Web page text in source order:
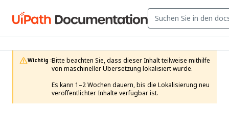
Wichtig :Bitte beachten Sie, dass dieser Inhalt teilweise mithilfe
von maschineller Übersetzung lokalisiert wurde.
Es kann 1–2 Wochen dauern, bis die Lokalisierung neu
veröffentlichter Inhalte verfügbar ist.